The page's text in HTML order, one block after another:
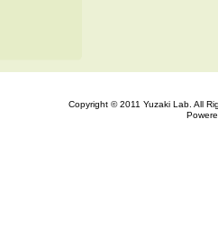
Copyright © 2011 Yuzaki Lab. All